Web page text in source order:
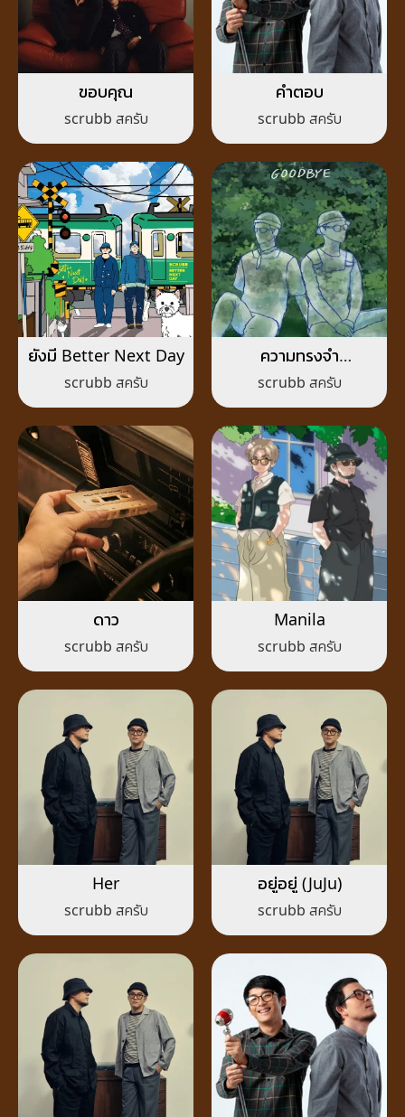
ขอบคุณ
scrubb สครับ
คำตอบ
scrubb สครับ
ยังมี Better Next Day
scrubb สครับ
ความทรงจำ
(Goodbye)
scrubb สครับ
ดาว
scrubb สครับ
Manila
scrubb สครับ
Her
scrubb สครับ
อยู่อยู่ (JuJu)
scrubb สครับ